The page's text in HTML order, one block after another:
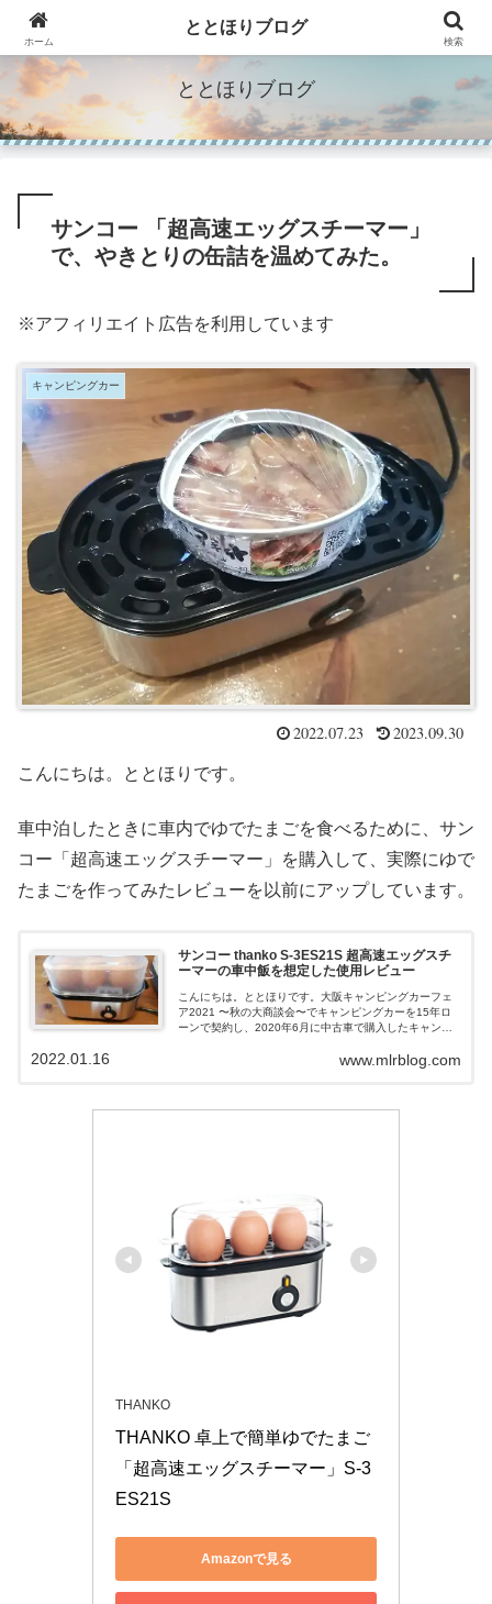
"Make Life Richer"人生を豊かにするモノのブログ。
ととほりブログ
サンコー 「超高速エッグスチーマー」
で、やきとりの缶詰を温めてみた。
※アフィリエイト広告を利用しています
キャンピングカー
2022.07.23 2023.09.30
こんにちは。ととほりです。
車中泊したときに車内でゆでたまごを食べるために、サン
コー「超高速エッグスチーマー」を購入して、実際にゆで
たまごを作ってみたレビューを以前にアップしています。
サンコー thanko S-3ES21S 超高速エッグスチ
ーマーの車中飯を想定した使用レビュー
こんにちは。ととほりです。大阪キャンピングカーフェ
ア2021 〜秋の大商談会〜でキャンピングカーを15年ロ
ーンで契約し、2020年6月に中古車で購入したキャンピ
しています。キャンピングカーを...www.mlrblog.com
2022.01.16
THANKO
THANKO 卓上で簡単ゆでたまご
「超高速エッグスチーマー」S-3
ES21S
Amazonで見る
ホーム
ととほりブログ
検索